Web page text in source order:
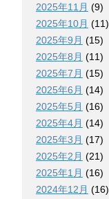
2025年11月 (9)
2025年10月 (11)
2025年9月 (15)
2025年8月 (11)
2025年7月 (15)
2025年6月 (14)
2025年5月 (16)
2025年4月 (14)
2025年3月 (17)
2025年2月 (21)
2025年1月 (16)
2024年12月 (16)